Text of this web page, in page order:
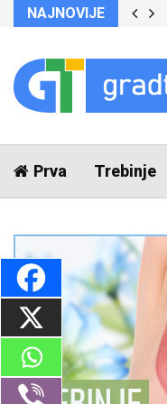
NAJNOVIJE
Prva Trebinje